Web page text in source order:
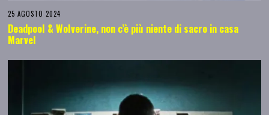
25 AGOSTO 2024
Deadpool & Wolverine, non c’è più niente di sacro in casa
Marvel